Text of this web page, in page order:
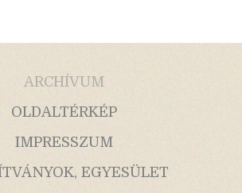
ARCHÍVUM
OLDALTÉRKÉP
IMPRESSZUM
EGYESÜLET